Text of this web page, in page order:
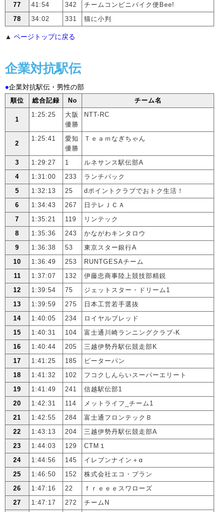
77
41:54 342
チームコンビニバイク便Bee!
78
34:02 331 猫に小判
▲ ページトップに戻る
企業対抗駅伝
●企業対抗駅伝・男性の部
順位 総合記録 No チーム名
1
1:25:25
大阪
優勝
NTT-RC
2
1:25:41
愛知
優勝
Ｔｅａｍなぎちゃん
3 1:29:27 1
ルネサンス駅伝部A
4
1:31:00 233
ランチパック
5
1:32:13 25
dポイントクラブでおトク生活！
6
1:34:43 267
日テレＪＣＡ
7
1:35:21 119
リンテック
8
1:35:36 243
かながわキンタロウ
9
1:36:38 53
東京スター銀行A
10
1:36:49 253
RUNTGESAチーム
11
1:37:07 132
伊藤忠商事陸上競技部精鋭
12
1:39:54 75
ジェットスター・ドリーム1
13
1:39:59 275
日本工営若手選抜
14
1:40:05 234
ロイヤルブレッド
15
1:40:31 104
富士通川崎ランニングクラブ-K
16
1:40:44 205
三越伊勢丹駅伝競走部K
17
1:41:25 185
ピーターパン
18
1:41:32 102
フコクしんらいスーパーエリート
19
1:41:49 241
信越駅伝部1
20
1:42:31 114
メットライフ_チーム1
21
1:42:55 284
富士通フロンテックＢ
22
1:43:13 204
三越伊勢丹駅伝競走部A
23
1:44:03 129
CTM１
24
1:44:56 145
イレブンナイン＋α
25
1:46:50 152
株式会社エコ・プラン
26
1:47:16 22
ｆｒｅｅｅスワローズ
27
1:47:17 272
チームN